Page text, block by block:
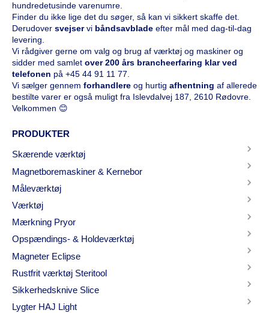
hundredetusinde varenumre.
Finder du ikke lige det du søger, så kan vi sikkert skaffe det.
Derudover svejservi båndsavblade efter mål med dag-til-dag
levering.
Vi rådgiver gerne om valg og brug af værktøj og maskiner og
sidder med samlet over 200 års brancheerfaring klar ved
telefonen på +45 44 91 11 77.
Vi sælger gennem forhandlere og hurtig afhentning af allerede
bestilte varer er også muligt fra Islevdalvej 187, 2610 Rødovre.
Velkommen 😊
PRODUKTER
Skærende værktøj
Magnetboremaskiner & Kernebor
Måleværktøj
Værktøj
Mærkning Pryor
Opspændings- & Holdeværktøj
Magneter Eclipse
Rustfrit værktøj Steritool
Sikkerhedsknive Slice
Lygter HAJ Light